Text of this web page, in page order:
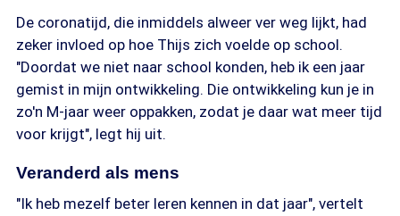
De coronatijd, die inmiddels alweer ver weg lijkt, had
zeker invloed op hoe Thijs zich voelde op school.
"Doordat we niet naar school konden, heb ik een jaar
gemist in mijn ontwikkeling. Die ontwikkeling kun je in
zo'n M-jaar weer oppakken, zodat je daar wat meer tijd
voor krijgt", legt hij uit.
Veranderd als mens
"Ik heb mezelf beter leren kennen in dat jaar", vertelt